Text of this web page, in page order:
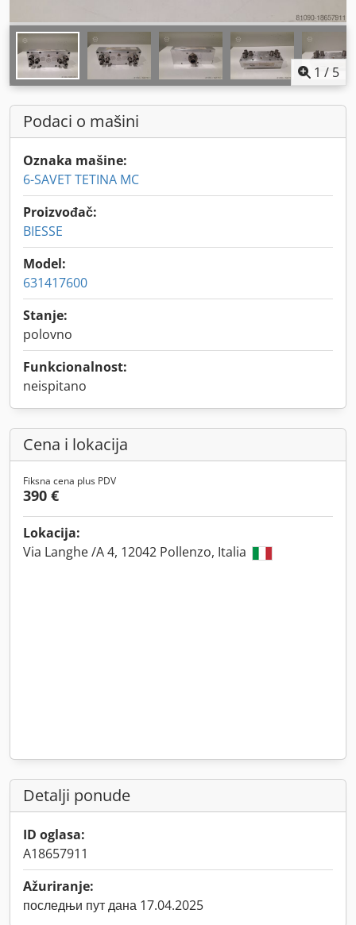
1 / 5
Podaci o mašini
Oznaka mašine:
6-SAVET TETINA MC
Proizvođač:
BIESSE
Model:
631417600
Stanje:
polovno
Funkcionalnost:
neispitano
Cena i lokacija
Fiksna cena plus PDV
390 €
Lokacija:
Via Langhe /A 4, 12042 Pollenzo, Italia
Detalji ponude
ID oglasa:
A18657911
Ažuriranje:
последњи пут дана 17.04.2025